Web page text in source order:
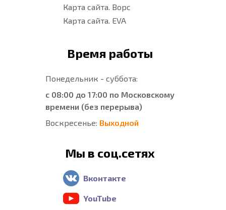
Карта сайта. Ворс
Карта сайта. EVA
Время работы
Понедельник - суббота:
с 08:00 до 17:00 по Московскому
времени (без перерыва)
Воскресенье: Выходной
Мы в соц.сетях
Вконтакте
YouTube